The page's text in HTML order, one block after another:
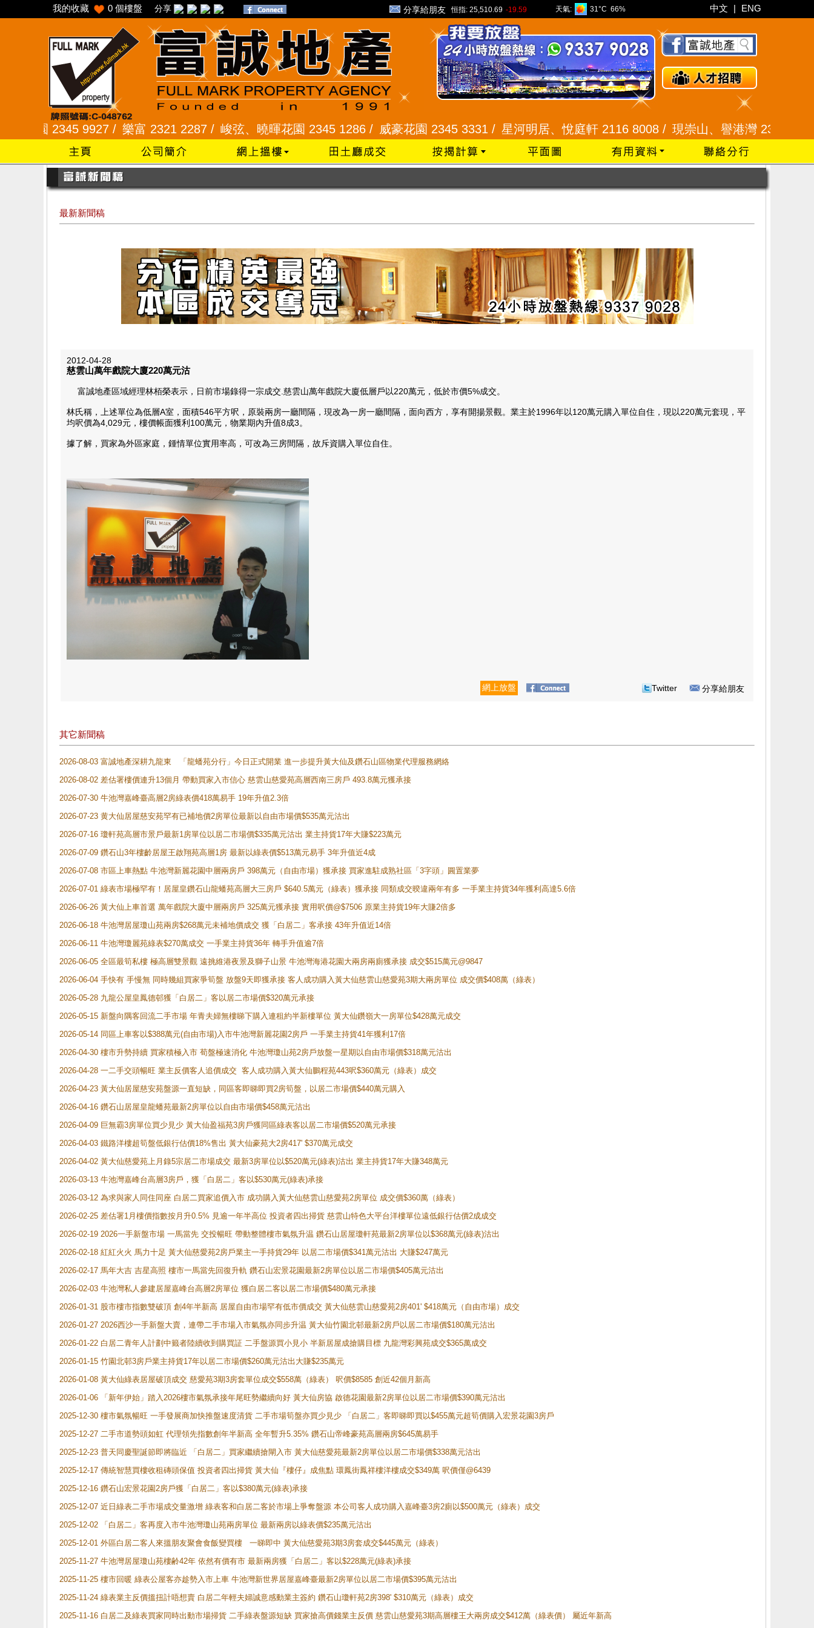
我的收藏 0 個樓盤 分享 分享給朋友 恒指: 25,510.69 -19.59 天氣: 31°C 66% 中文 | ENG
2345 9927 / 樂富 2321 2287 / 峻弦、曉暉花園 2345 1286 / 威豪花園 2345 3331 / 星河明居、悅庭軒 2116 8008 / 現崇山、譽港灣 2345 9926 /
最新新聞稿
2012-04-28
慈雲山萬年戲院大廈220萬元沽
富誠地產區域經理林栢榮表示，日前市場錄得一宗成交.慈雲山萬年戲院大廈低層戶以220萬元，低於市價5%成交。
林氏稱，上述單位為低層A室，面積546平方呎，原裝兩房一廳間隔，現改為一房一廳間隔，面向西方，享有開揚景觀。業主於1996年以120萬元購入單位自住，現以220萬元套現，平
均呎價為4,029元，樓價帳面獲利100萬元，物業期內升值8成3。
據了解，買家為外區家庭，鍾情單位實用率高，可改為三房間隔，故斥資購入單位自住。
網上放盤 Twitter 分享給朋友
其它新聞稿
2026-08-03 富誠地產深耕九龍東 「龍蟠苑分行」今日正式開業 進一步提升黃大仙及鑽石山區物業代理服務網絡
2026-08-02 差估署樓價連升13個月 帶動買家入市信心 慈雲山慈愛苑高層西南三房戶 493.8萬元獲承接
2026-07-30 牛池灣嘉峰臺高層2房綠表價418萬易手 19年升值2.3倍
2026-07-23 黄大仙居屋慈安苑罕有已補地價2房單位最新以自由市場價$535萬元沽出
2026-07-16 瓊軒苑高層市景戶最新1房單位以居二市場價$335萬元沽出 業主持貨17年大賺$223萬元
2026-07-09 鑽石山3年樓齡居屋王啟翔苑高層1房 最新以綠表價$513萬元易手 3年升值近4成
2026-07-08 市區上車熱點 牛池灣新麗花園中層兩房戶 398萬元（自由市場）獲承接 買家進駐成熟社區「3字頭」圓置業夢
2026-07-01 綠表市場極罕有！居屋皇鑽石山龍蟠苑高層大三房戶 $640.5萬元（綠表）獲承接 同類成交暌違兩年有多 一手業主持貨34年獲利高達5.6倍
2026-06-26 黃大仙上車首選 萬年戲院大廈中層兩房戶 325萬元獲承接 實用呎價@$7506 原業主持貨19年大賺2倍多
2026-06-18 牛池灣居屋瓊山苑兩房$268萬元未補地價成交 獲「白居二」客承接 43年升值近14倍
2026-06-11 牛池灣瓊麗苑綠表$270萬成交 一手業主持貨36年 轉手升值逾7倍
2026-06-05 全區最筍私樓 極高層雙景觀 遠挑維港夜景及獅子山景 牛池灣海港花園大兩房兩廁獲承接 成交$515萬元@9847
2026-06-04 手快有 手慢無 同時幾組買家爭筍盤 放盤9天即獲承接 客人成功購入黃大仙慈雲山慈愛苑3期大兩房單位 成交價$408萬（綠表）
2026-05-28 九龍公屋皇鳳德邨獲「白居二」客以居二市場價$320萬元承接
2026-05-15 新盤向隅客回流二手市場 年青夫婦無樓睇下購入連租約半新樓單位 黃大仙鑽嶺大一房單位$428萬元成交
2026-05-14 同區上車客以$388萬元(自由市場)入市牛池灣新麗花園2房戶 一手業主持貨41年獲利17倍
2026-04-30 樓市升勢持續 買家積極入市 荀盤極速消化 牛池灣瓊山苑2房戶放盤一星期以自由市場價$318萬元沽出
2026-04-28 一二手交頭暢旺 業主反價客人追價成交 客人成功購入黃大仙鵬程苑443呎$360萬元（綠表）成交
2026-04-23 黃大仙居屋慈安苑盤源一直短缺，同區客即睇即買2房筍盤，以居二市場價$440萬元購入
2026-04-16 鑽石山居屋皇龍蟠苑最新2房單位以自由市場價$458萬元沽出
2026-04-09 巨無霸3房單位買少見少 黃大仙盈福苑3房戶獲同區綠表客以居二市場價$520萬元承接
2026-04-03 鐵路洋樓超筍盤低銀行估價18%售出 黃大仙豪苑大2房417' $370萬元成交
2026-04-02 黃大仙慈愛苑上月錄5宗居二市場成交 最新3房單位以$520萬元(綠表)沽出 業主持貨17年大賺348萬元
2026-03-13 牛池灣嘉峰台高層3房戶，獲「白居二」客以$530萬元(綠表)承接
2026-03-12 為求與家人同住同座 白居二買家追價入市 成功購入黃大仙慈雲山慈愛苑2房單位 成交價$360萬（綠表）
2026-02-25 差估署1月樓價指數按月升0.5% 見逾一年半高位 投資者四出掃貨 慈雲山特色大平台洋樓單位遠低銀行估價2成成交
2026-02-19 2026一手新盤市場 一馬當先 交投暢旺 帶動整體樓市氣氛升温 鑽石山居屋瓊軒苑最新2房單位以$368萬元(綠表)沽出
2026-02-18 紅紅火火 馬力十足 黃大仙慈愛苑2房戶業主一手持貨29年 以居二市場價$341萬元沽出 大賺$247萬元
2026-02-17 馬年大吉 吉星高照 樓市一馬當先回復升軌 鑽石山宏景花園最新2房單位以居二市場價$405萬元沽出
2026-02-03 牛池灣私人參建居屋嘉峰台高層2房單位 獲白居二客以居二市場價$480萬元承接
2026-01-31 股市樓市指數雙破頂 創4年半新高 居屋自由市場罕有低市價成交 黃大仙慈雲山慈愛苑2房401' $418萬元（自由市場）成交
2026-01-27 2026西沙一手新盤大賣，連帶二手市場入市氣氛亦同步升温 黃大仙竹園北邨最新2房戶以居二市場價$180萬元沽出
2026-01-22 白居二青年人計劃中籤者陸續收到購買証 二手盤源買小見小 半新居屋成搶購目標 九龍灣彩興苑成交$365萬成交
2026-01-15 竹園北邨3房戶業主持貨17年以居二市場價$260萬元沽出大賺$235萬元
2026-01-08 黃大仙綠表居屋破頂成交 慈愛苑3期3房套單位成交$558萬（綠表） 呎價$8585 創近42個月新高
2026-01-06 「新年伊始」踏入2026樓市氣氛承接年尾旺勢繼續向好 黃大仙房協 啟德花園最新2房單位以居二市場價$390萬元沽出
2025-12-30 樓市氣氛暢旺 一手發展商加快推盤速度清貨 二手市場筍盤亦買少見少 「白居二」客即睇即買以$455萬元超筍價購入宏景花園3房戶
2025-12-27 二手市道勢頭如虹 代理領先指數創年半新高 全年暫升5.35% 鑽石山帝峰豪苑高層兩房$645萬易手
2025-12-23 普天同慶聖誕節即將臨近 「白居二」買家繼續搶閘入市 黃大仙慈愛苑最新2房單位以居二市場價$338萬元沽出
2025-12-17 傳統智慧買樓收租磚頭保值 投資者四出掃貨 黃大仙『樓仔』成焦點 環鳳街鳳祥樓洋樓成交$349萬 呎價僅@6439
2025-12-16 鑽石山宏景花園2房戶獲「白居二」客以$380萬元(綠表)承接
2025-12-07 近日綠表二手市場成交量激增 綠表客和白居二客於市場上爭奪盤源 本公司客人成功購入嘉峰臺3房2廁以$500萬元（綠表）成交
2025-12-02 「白居二」客再度入市牛池灣瓊山苑兩房單位 最新兩房以綠表價$235萬元沽出
2025-12-01 外區白居二客人來搵朋友聚會食飯變買樓 一睇即中 黃大仙慈愛苑3期3房套成交$445萬元（綠表）
2025-11-27 牛池灣居屋瓊山苑樓齢42年 依然有價有市 最新兩房獲「白居二」客以$228萬元(綠表)承接
2025-11-25 樓市回暖 綠表公屋客亦趁勢入市上車 牛池灣新世界居屋嘉峰臺最新2房單位以居二市場價$395萬元沽出
2025-11-24 綠表業主反價搵扭計唔想賣 白居二年輕夫婦誠意感動業主簽約 鑽石山瓊軒苑2房398' $310萬元（綠表）成交
2025-11-16 白居二及綠表買家同時出動市場掃貨 二手綠表盤源短缺 買家搶高價錢業主反價 慈雲山慈愛苑3期高層樓王大兩房成交$412萬（綠表價） 屬近年新高